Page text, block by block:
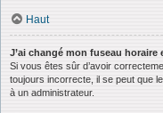
Haut
J’ai changé mon fuseau
Si vous êtes sûr d’avoir
toujours incorrecte, il se peut que
à un administrateur.